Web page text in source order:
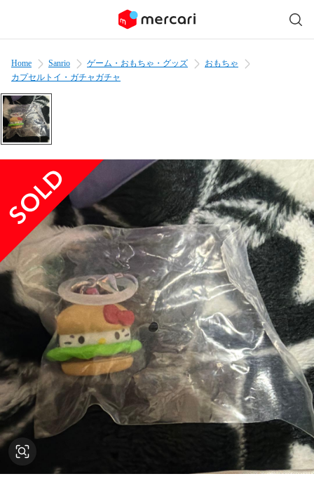
Home Sanrio ゲーム・おもちゃ・グッズ
おもちゃ
カプセルトイ・ガチャガチャ